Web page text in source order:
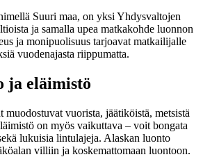
Suuri maa, on yksi Yhdysvaltojen
ja samalla upea matkakohde luonnon
ja monipuolisuus tarjoavat matkailijalle
vuodenajasta riippumatta.
ja eläimistö
muodostuvat vuorista, jäätiköistä, metsistä
on myös vaikuttava – voit bongata
lukuisia lintulajeja. Alaskan luonto
villiin ja koskemattomaan luontoon.